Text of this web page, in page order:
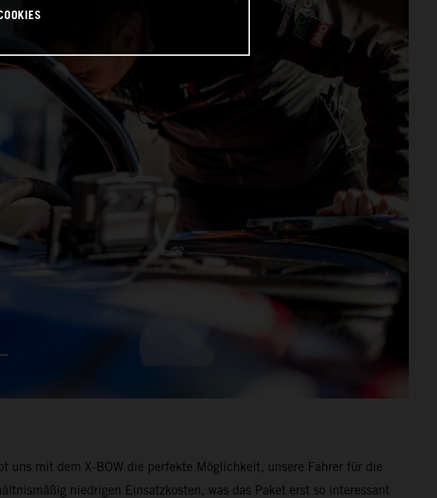
uns mit dem X-BOW die perfekte Möglichkeit, unsere Fahrer für die
niedrigen Einsatzkosten, was das Paket erst so interessant